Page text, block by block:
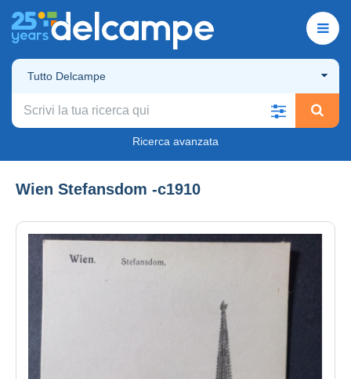
Tutto Delcampe
Ricerca avanzata
Wien Stefansdom -c1910